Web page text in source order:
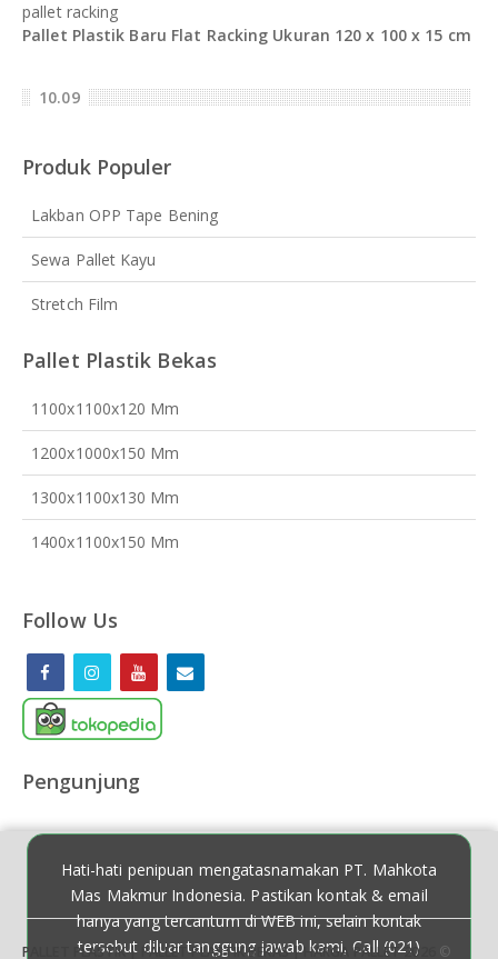
pallet racking
Pallet Plastik Baru Flat Racking Ukuran 120 x 100 x 15 cm
10.09
Produk Populer
Lakban OPP Tape Bening
Sewa Pallet Kayu
Stretch Film
Pallet Plastik Bekas
1100x1100x120 Mm
1200x1000x150 Mm
1300x1100x130 Mm
1400x1100x150 Mm
Hati-hati penipuan mengatasnamakan PT. Mahkota
Mas Makmur Indonesia. Pastikan kontak & email
hanya yang tercantum di WEB ini, selain kontak
tersebut diluar tanggung jawab kami, Call (021)
Follow Us
Pengunjung
PALLET PLASTIK | PALLET PLASTIK BEKAS | HARGA PALLET 2026 ©